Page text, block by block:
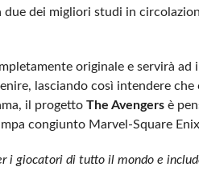
dei migliori studi in
originale e servirà
lasciando così intendere
il progetto The Avengersè
congiunto Marvel-Square
i giocatori di tutto il mondo e